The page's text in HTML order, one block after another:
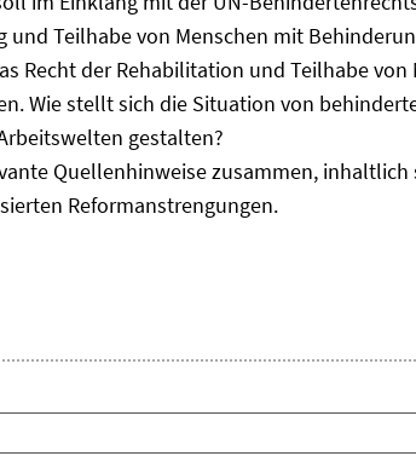
Teilhabe von Menschen mit
Recht der Rehabilitation und Teilhabe
Wie stellt sich die Situation von
gestalten?
Quellenhinweise zusammen,
Reformanstrengungen.